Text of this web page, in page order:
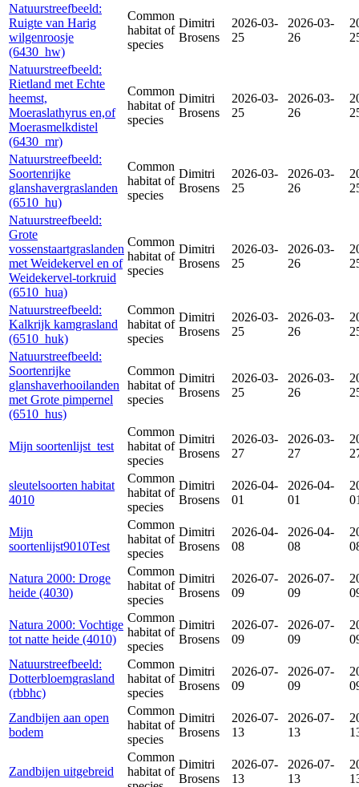
Natuurstreefbeeld:
Ruigte van Harig
wilgenroosje
(6430_hw)
Common
habitat of
species
Dimitri
Brosens
2026-03-
25
2026-03-
26
Natuurstreefbeeld:
Rietland met Echte
heemst,
Moeraslathyrus en,of
Moerasmelkdistel
(6430_mr)
Common
habitat of
species
Dimitri
Brosens
2026-03-
25
2026-03-
26
Natuurstreefbeeld:
Soortenrijke
glanshavergraslanden
(6510_hu)
Common
habitat of
species
Dimitri
Brosens
2026-03-
25
2026-03-
26
Natuurstreefbeeld:
Grote
vossenstaartgraslanden
met Weidekervel en of
Weidekervel-torkruid
(6510_hua)
Common
habitat of
species
Dimitri
Brosens
2026-03-
25
2026-03-
26
Natuurstreefbeeld:
Kalkrijk kamgrasland
(6510_huk)
Common
habitat of
species
Dimitri
Brosens
2026-03-
25
2026-03-
26
Natuurstreefbeeld:
Soortenrijke
glanshaverhooilanden
met Grote pimpernel
(6510_hus)
Common
habitat of
species
Dimitri
Brosens
2026-03-
25
2026-03-
26
Mijn soortenlijst_test
Common
habitat of
species
Dimitri
Brosens
2026-03-
27
2026-03-
27
sleutelsoorten habitat
4010
Common
habitat of
species
Dimitri
Brosens
2026-04-
01
2026-04-
01
Mijn
soortenlijst9010Test
Common
habitat of
species
Dimitri
Brosens
2026-04-
08
2026-04-
08
Natura 2000: Droge
heide (4030)
Common
habitat of
species
Dimitri
Brosens
2026-07-
09
2026-07-
09
Natura 2000: Vochtige
tot natte heide (4010)
Common
habitat of
species
Dimitri
Brosens
2026-07-
09
2026-07-
09
Natuurstreefbeeld:
Dotterbloemgrasland
(rbbhc)
Common
habitat of
species
Dimitri
Brosens
2026-07-
09
2026-07-
09
Zandbijen aan open
bodem
Common
habitat of
species
Dimitri
Brosens
2026-07-
13
2026-07-
13
Zandbijen uitgebreid
Common
habitat of
Dimitri
Brosens
2026-07-
13
2026-07-
13